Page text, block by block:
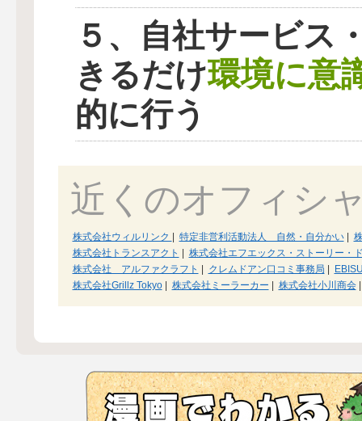
５、自社サービス
きるだけ環境に意
的に行う
近くのオフィシ
株式会社ウィルリンク 特定非営利活動法人 自然・自分かい|
株式会社トランスアクト
株式会社エフエックス・ストーリー・
株式会社 アルファクラフト
クレムドアン口コミ事務局
株式会社Grillz Tokyo| 株式会社ミーラーカー 株式会社小川商会|